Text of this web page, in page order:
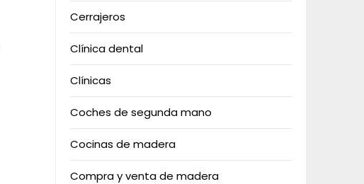
Cerrajeros
Clínica dental
Clínicas
Coches de segunda mano
Cocinas de madera
Compra y venta de madera